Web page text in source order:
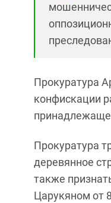
Прокуратура
конфискации
Прокуратура
деревянное
также
Царукяном от